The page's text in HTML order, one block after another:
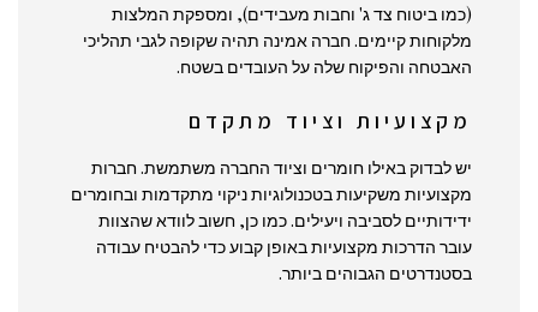
(כמו ביטוח צד ג' וחבות מעבידים), ומספקת המלצות
מלקוחות קיימים. חברה אמינה תהיה שקופה לגבי תהליכי
האבטחה והפיקוח שלה על העובדים בשטח.
מקצועיות וציוד מתקדם
יש לבדוק באילו חומרים וציוד החברה משתמשת. חברות
מקצועיות משקיעות בטכנולוגיות ניקוי מתקדמות ובחומרים
ידידותיים לסביבה ויעילים. כמו כן, חשוב לוודא שהצוות
עובר הדרכות מקצועיות באופן קבוע כדי להבטיח עבודה
בסטנדרטים הגבוהים ביותר.